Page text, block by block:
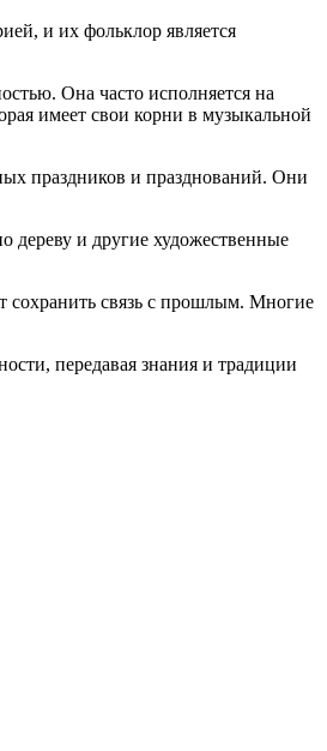
и их фольклор является
Она часто исполняется на
имеет свои корни в музыкальной
праздников и празднований. Они
дереву и другие художественные
сохранить связь с прошлым. Многие
передавая знания и традиции